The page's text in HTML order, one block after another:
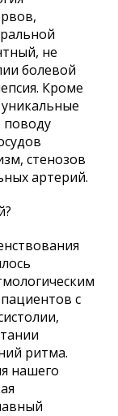
не
болевой
Кроме
поводу
стенозов
артерий.
с
ритма.
нашего